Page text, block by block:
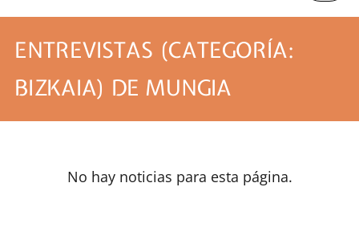
ENTREVISTAS (CATEGORÍA:
BIZKAIA) DE MUNGIA
No hay noticias para esta página.